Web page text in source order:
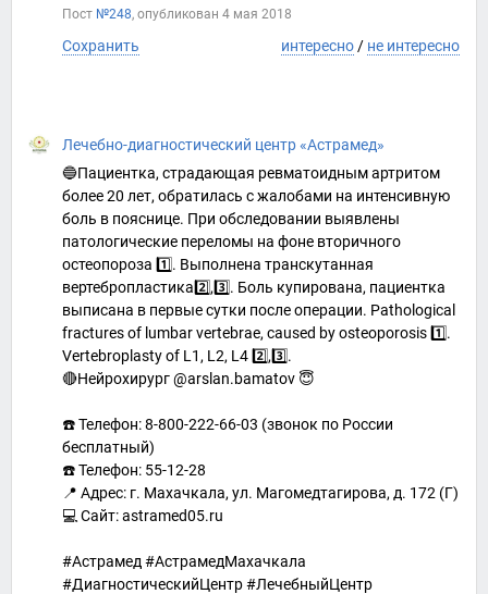
Пост №248, опубликован 4 мая 2018
Сохранить интересно / не интересно
Лечебно-диагностический центр «Астрамед»
🔵Пациентка, страдающая ревматоидным артритом
более 20 лет, обратилась с жалобами на интенсивную
боль в пояснице. При обследовании выявлены
патологические переломы на фоне вторичного
остеопороза 1️⃣. Выполнена транскутанная
вертебропластика2️⃣,3️⃣. Боль купирована, пациентка
выписана в первые сутки после операции. Pathological
fractures of lumbar vertebrae, caused by osteoporosis 1️⃣.
Vertebroplasty of L1, L2, L4 2️⃣,3️⃣.
🔴Нейрохирург @arslan.bamatov 😇
☎️ Телефон: 8-800-222-66-03 (звонок по России
бесплатный)
☎️ Телефон: 55-12-28
📍 Адрес: г. Махачкала, ул. Магомедтагирова, д. 172 (Г)
💻 Сайт: astramed05.ru
#Астрамед #АстрамедМахачкала
#ДиагностическийЦентр #ЛечебныйЦентр